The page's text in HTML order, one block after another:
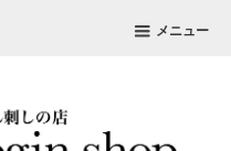
メニュー